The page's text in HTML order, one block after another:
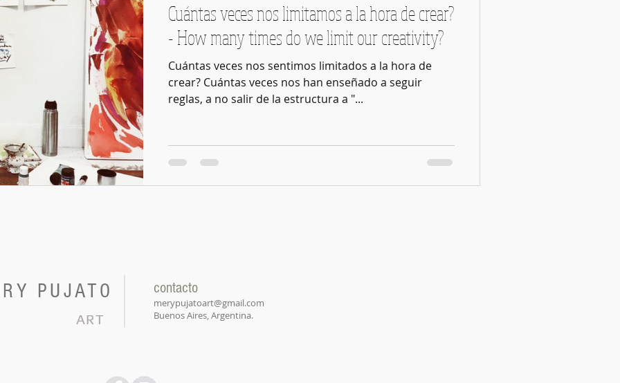
Cuántas veces nos limitamos a la hora de crear?
- How many times do we limit our creativity?
Cuántas veces nos sentimos limitados a la hora de
crear? Cuántas veces nos han enseñado a seguir
reglas, a no salir de la estructura a "...
ART
PUJATO contacto
merypujatoart@gmail.com
Buenos Aires, Argentina.